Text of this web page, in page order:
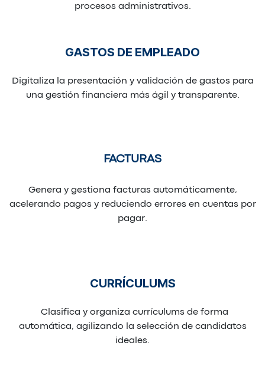
procesos administrativos.
GASTOS DE EMPLEADO
Digitaliza la presentación y validación de gastos para
una gestión financiera más ágil y transparente.
FACTURAS
Genera y gestiona facturas automáticamente,
acelerando pagos y reduciendo errores en cuentas por
pagar.
CURRÍCULUMS
Clasifica y organiza currículums de forma
automática, agilizando la selección de candidatos
ideales.